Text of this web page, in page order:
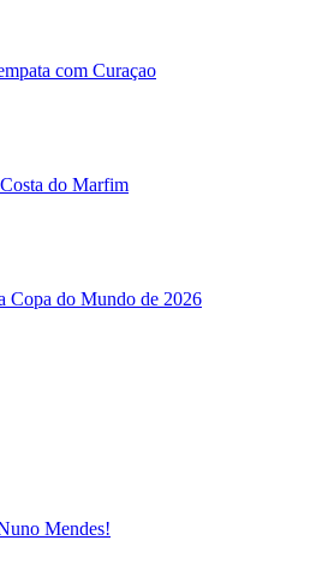
com Curaçao
do Marfim
Copa do Mundo de 2026
Mendes!